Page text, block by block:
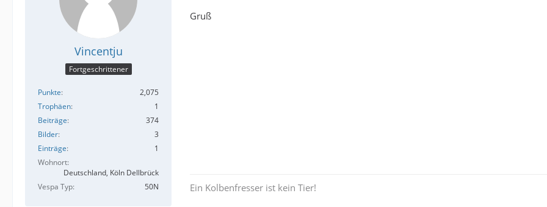
Vincentju
Fortgeschrittener
Punkte
2,075
Trophäen
1
Beiträge
374
Bilder
3
Einträge
1
Wohnort
Deutschland, Köln Dellbrück
Vespa Typ
50N
Gruß
Ein Kolbenfresser ist kein Tier!